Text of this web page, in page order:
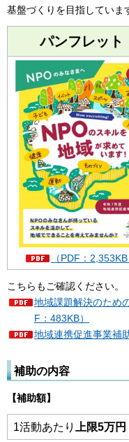
基盤づくりを目指していま
パンフレット
（PDF：2,353KB
こちらもご確認ください。
地域課題解決のため
F：483KB）
地域連携促進事業補
補助の内容
【補助額】
1活動あたり 上限5万円